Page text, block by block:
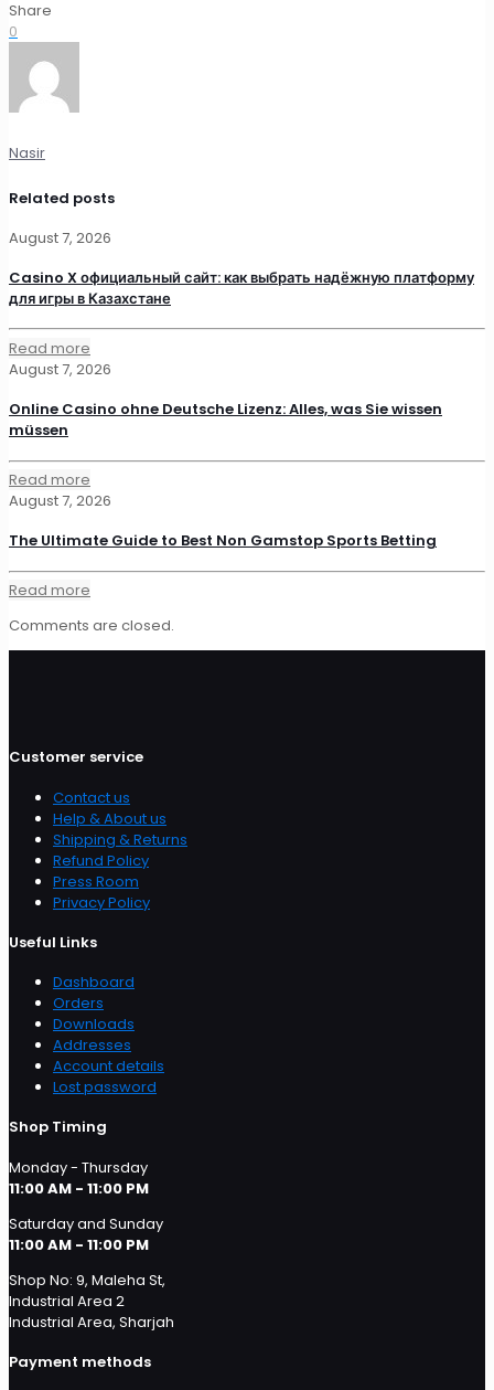
Share
0
Nasir
Related posts
August 7, 2026
Casino X официальный сайт: как выбрать надёжную платформу
для игры в Казахстане
Read more
August 7, 2026
Online Casino ohne Deutsche Lizenz: Alles, was Sie wissen
müssen
Read more
August 7, 2026
The Ultimate Guide to Best Non Gamstop Sports Betting
Read more
Comments are closed.
Customer service
Contact us
Help & About us
Shipping & Returns
Refund Policy
Press Room
Privacy Policy
Useful Links
Dashboard
Orders
Downloads
Addresses
Account details
Lost password
Shop Timing
Monday - Thursday
11:00 AM - 11:00 PM
Saturday and Sunday
11:00 AM - 11:00 PM
Shop No: 9, Maleha St,
Industrial Area 2
Industrial Area, Sharjah
Payment methods